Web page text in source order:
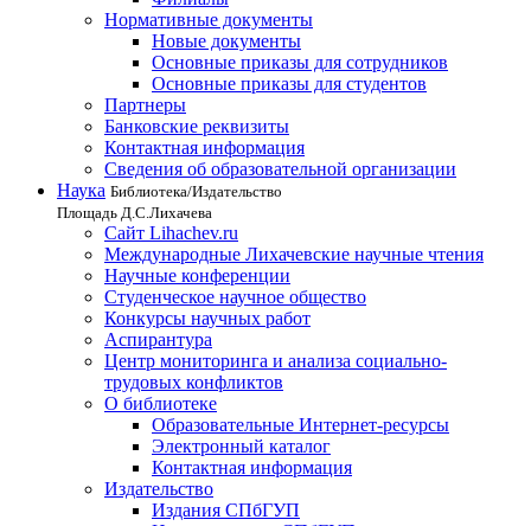
Нормативные документы
Новые документы
Основные приказы для сотрудников
Основные приказы для студентов
Партнеры
Банковские реквизиты
Контактная информация
Сведения об образовательной организации
Наука Библиотека/Издательство
Площадь Д.С.Лихачева
Сайт Lihachev.ru
Международные Лихачевские научные чтения
Научные конференции
Студенческое научное общество
Конкурсы научных работ
Аспирантура
Центр мониторинга и анализа социально-
трудовых конфликтов
О библиотеке
Образовательные Интернет-ресурсы
Электронный каталог
Контактная информация
Издательство
Издания СПбГУП